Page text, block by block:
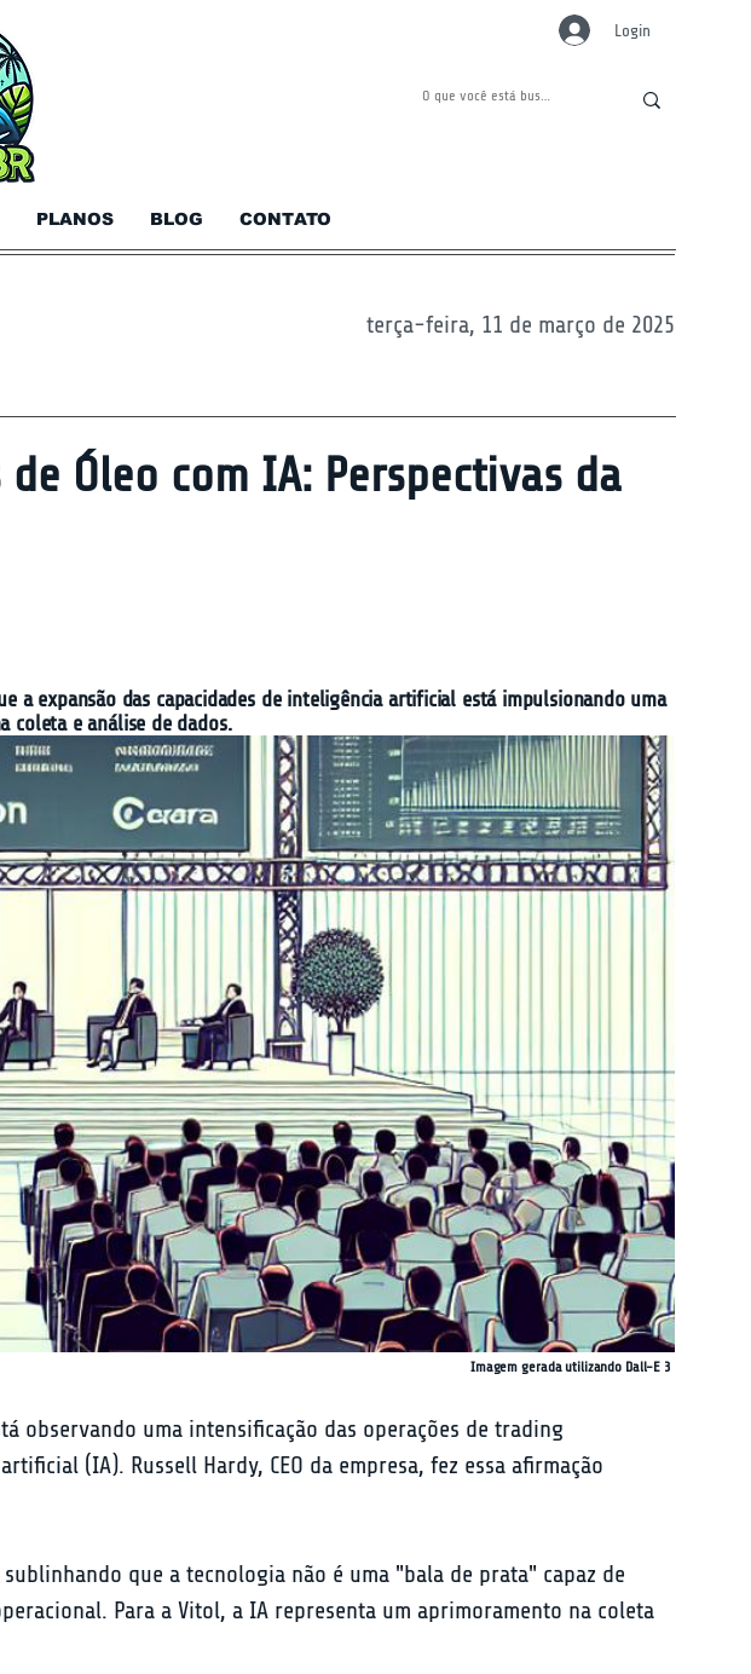
PLANOS BLOG CONTATO
Login
terça-feira, 11 de março de 2025
Óleo com IA: Perspectivas da
a expansão das capacidades de inteligência artificial está impulsionando uma
coleta e análise de dados.
Imagem gerada utilizando Dall-E 3
observando uma intensificação das operações de trading
(IA). Russell Hardy, CEO da empresa, fez essa afirmação
que a tecnologia não é uma "bala de prata" capaz de
Para a Vitol, a IA representa um aprimoramento na coleta